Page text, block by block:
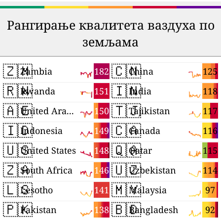
Рангирање квалитета ваздуха по
земљама
🇿🇲 182
Zambia
🇷🇼 151
Rwanda
🇦🇪 150
United Arab Emirates
🇮🇩 149
Indonesia
🇺🇸 148
United States
🇿🇦 146
South Africa
🇱🇸 141
Lesotho
🇵🇰 138
Pakistan
🇨🇳 125
China
🇮🇳 118
India
🇹🇯 117
Tajikistan
🇨🇦 116
Canada
🇶🇦 115
Qatar
🇺🇿 114
Uzbekistan
🇲🇾 97
Malaysia
🇧🇩 92
Bangladesh